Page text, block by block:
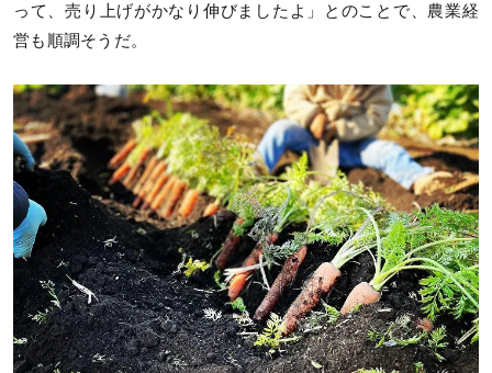
って、売り上げがかなり伸びましたよ」とのことで、農業経
営も順調そうだ。